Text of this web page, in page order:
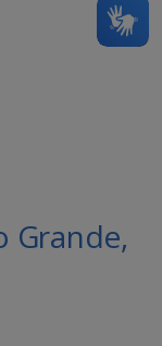
Grande,